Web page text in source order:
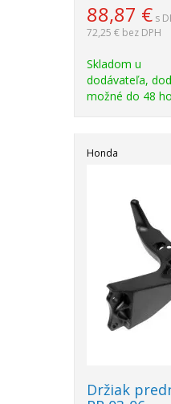
88,87 € s
72,25 € bez DPH
Skladom u
dodávateľa,
možné do 48
Honda
Držiak